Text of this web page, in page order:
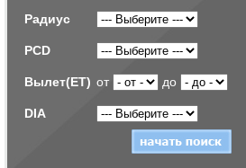
Радиус
PCD
Вылет(ET) от до
DIA